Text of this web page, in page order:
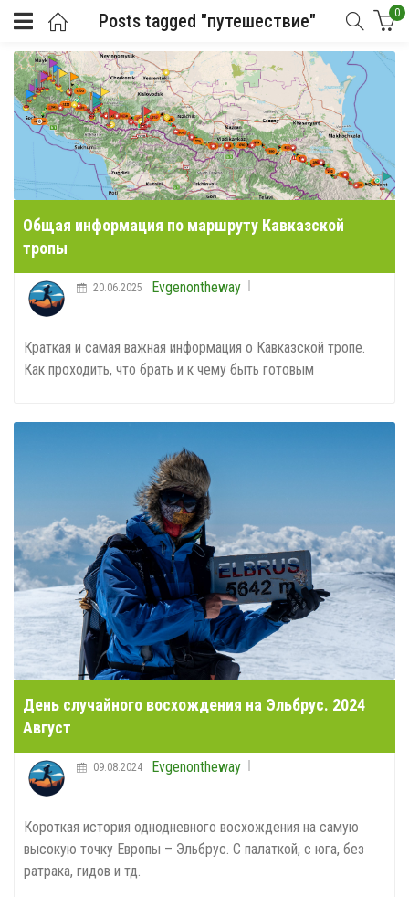
Posts tagged "путешествие" 0
Общая информация по маршруту Кавказской
тропы
Evgenontheway
20.06.2025
Краткая и самая важная информация о Кавказской тропе.
Как проходить, что брать и к чему быть готовым
День случайного восхождения на Эльбрус. 2024
Август
Evgenontheway
09.08.2024
Короткая история однодневного восхождения на самую
высокую точку Европы – Эльбрус. С палаткой, с юга, без
ратрака, гидов и тд.